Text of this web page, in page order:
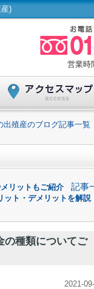
)
営業時
殖産のブログ記事一覧
リットもご紹介 記事
ット・デメリットを解説
の種類についてご
2021-